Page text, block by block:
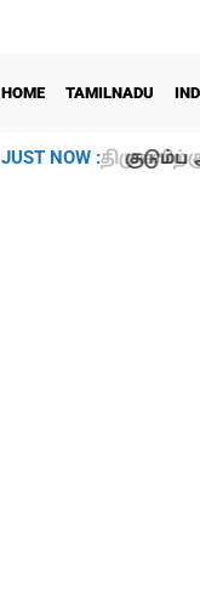
HOME TAMILNADU
JUST NOW : குடும்ப